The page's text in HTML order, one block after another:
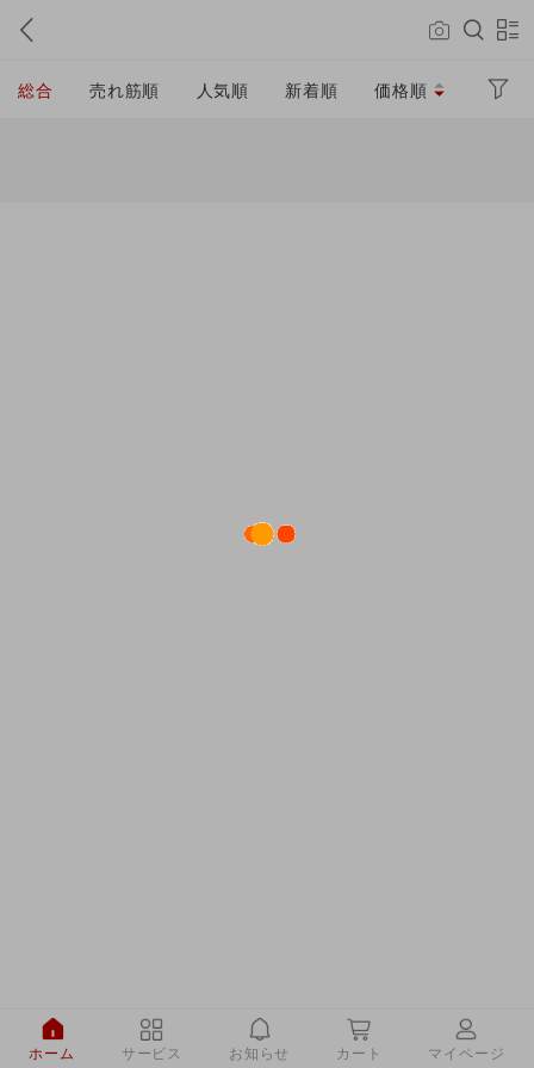
総合 売れ筋順 人気順 新着順 価格順
ホーム サービス お知らせ カート マイページ